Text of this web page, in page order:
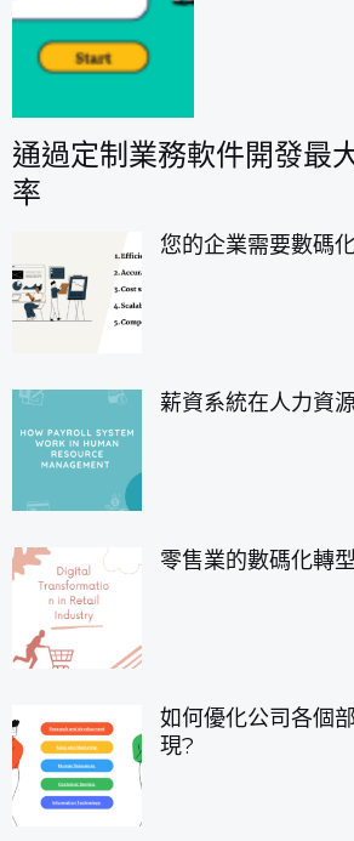
通過定制業務軟件開發最
率
您的企業需要數碼
薪資系統在人力資
零售業的數碼化轉型
如何優化公司各個
現?